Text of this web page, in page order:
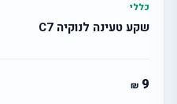
כללי
שקע טעינה לנוקיה C7
9